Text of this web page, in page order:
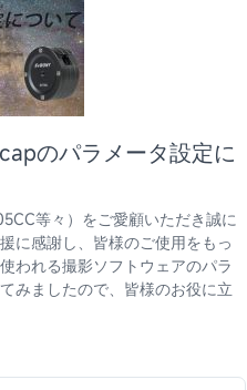
のパラメータ設定に
等々）をご愛顧いただき誠に
に感謝し、皆様のご使用をもっ
われる撮影ソフトウェアのパラ
みましたので、皆様のお役に立